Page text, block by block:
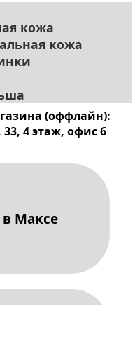
кожа
кожа
(оффлайн):
4 этаж, офис 6
в Максе